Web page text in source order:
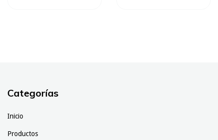
Categorías
Inicio
Productos